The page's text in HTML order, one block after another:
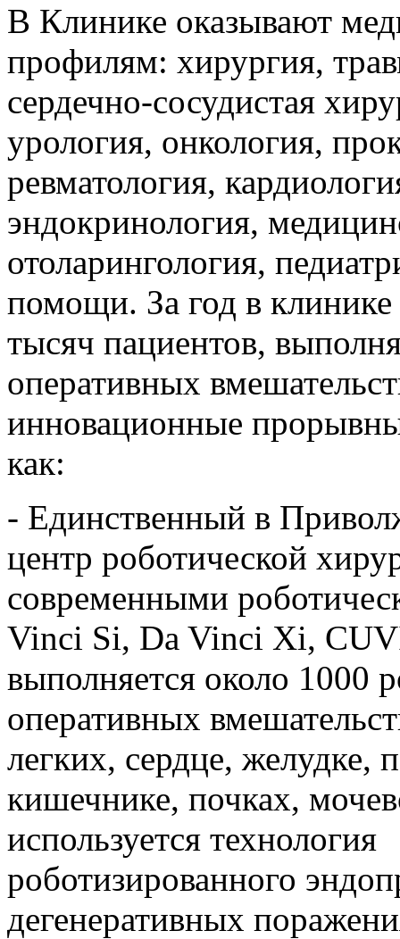
В Клинике оказывают
профилям: хирургия,
сердечно-сосудистая
урология, онкология,
ревматология,
эндокринология,
отоларингология,
помощи. За год в клинике
тысяч пациентов,
оперативных
инновационные
как:
- Единственный в
центр роботической
современными
Vinci Si, Da Vinci Xi,
выполняется около 1000
оперативных
легких, сердце, желудке,
кишечнике, почках,
используется технология
роботизированного
дегенеративных